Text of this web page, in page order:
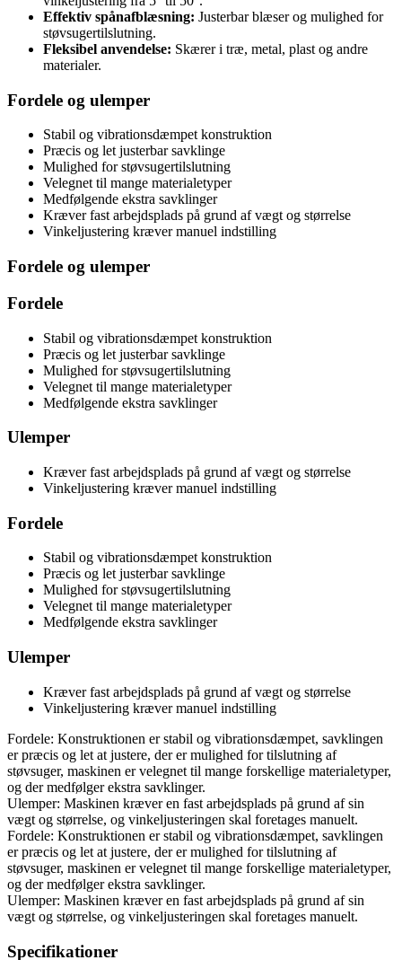
Effektiv spånafblæsning: Justerbar blæser og mulighed for
støvsugertilslutning.
Fleksibel anvendelse: Skærer i træ, metal, plast og andre
materialer.
Fordele og ulemper
Stabil og vibrationsdæmpet konstruktion
Præcis og let justerbar savklinge
Mulighed for støvsugertilslutning
Velegnet til mange materialetyper
Medfølgende ekstra savklinger
Kræver fast arbejdsplads på grund af vægt og størrelse
Vinkeljustering kræver manuel indstilling
Fordele og ulemper
Fordele
Stabil og vibrationsdæmpet konstruktion
Præcis og let justerbar savklinge
Mulighed for støvsugertilslutning
Velegnet til mange materialetyper
Medfølgende ekstra savklinger
Ulemper
Kræver fast arbejdsplads på grund af vægt og størrelse
Vinkeljustering kræver manuel indstilling
Fordele
Stabil og vibrationsdæmpet konstruktion
Præcis og let justerbar savklinge
Mulighed for støvsugertilslutning
Velegnet til mange materialetyper
Medfølgende ekstra savklinger
Ulemper
Kræver fast arbejdsplads på grund af vægt og størrelse
Vinkeljustering kræver manuel indstilling
Fordele: Konstruktionen er stabil og vibrationsdæmpet, savklingen
er præcis og let at justere, der er mulighed for tilslutning af
støvsuger, maskinen er velegnet til mange forskellige materialetyper,
og der medfølger ekstra savklinger.
Ulemper: Maskinen kræver en fast arbejdsplads på grund af sin
vægt og størrelse, og vinkeljusteringen skal foretages manuelt.
Fordele: Konstruktionen er stabil og vibrationsdæmpet, savklingen
er præcis og let at justere, der er mulighed for tilslutning af
støvsuger, maskinen er velegnet til mange forskellige materialetyper,
og der medfølger ekstra savklinger.
Ulemper: Maskinen kræver en fast arbejdsplads på grund af sin
vægt og størrelse, og vinkeljusteringen skal foretages manuelt.
Specifikationer